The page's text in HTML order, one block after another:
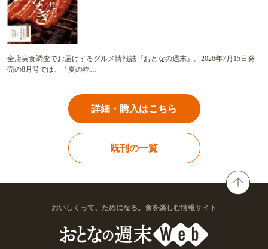
全店実食調査でお届けするグルメ情報誌『おとなの週末』。2026年7月15日発
売の8月号では、「夏の粋…
詳細・購入はこちら
既刊の一覧
おいしくって、ためになる。食を楽しむ情報サイト